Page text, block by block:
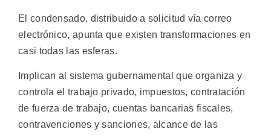
El condensado, distribuido a solicitud vía correo
electrónico, apunta que existen transformaciones en
casi todas las esferas.
Implican al sistema gubernamental que organiza y
controla el trabajo privado, impuestos, contratación
de fuerza de trabajo, cuentas bancarias fiscales,
contravenciones y sanciones, alcance de las